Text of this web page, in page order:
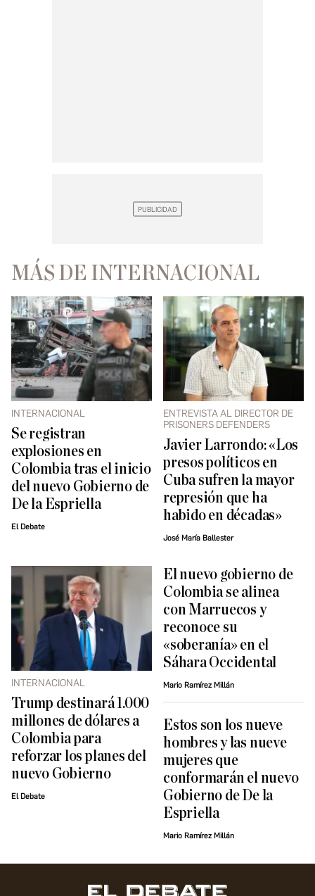
MÁS DE INTERNACIONAL
INTERNACIONAL
Se registran
explosiones en
Colombia tras el inicio
del nuevo Gobierno de
De la Espriella
El Debate
ENTREVISTA AL DIRECTOR DE
PRISONERS DEFENDERS
Javier Larrondo: «Los
presos políticos en
Cuba sufren la mayor
represión que ha
habido en décadas»
José María Ballester
INTERNACIONAL
Trump destinará 1.000
millones de dólares a
Colombia para
reforzar los planes del
nuevo Gobierno
El Debate
El nuevo gobierno de
Colombia se alinea
con Marruecos y
reconoce su
«soberanía» en el
Sáhara Occidental
Mario Ramírez Millán
Estos son los nueve
hombres y las nueve
mujeres que
conformarán el nuevo
Gobierno de De la
Espriella
Mario Ramírez Millán